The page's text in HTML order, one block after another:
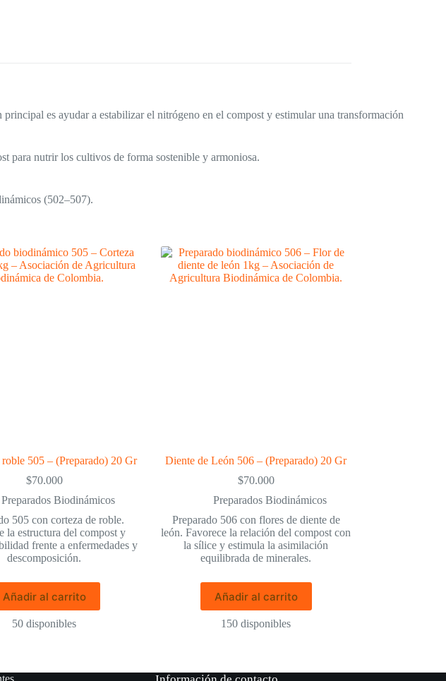
es ayudar a estabilizar el nitrógeno en el compost y estimular una transformación
para nutrir los cultivos de forma sostenible y armoniosa.
(502–507).
roble 505 – (Preparado) 20 Gr
$70.000
Preparados Biodinámicos
505 con corteza de roble.
la estructura del compost y
frente a enfermedades y
descomposición.
Añadir al carrito
50 disponibles
Diente de León 506 – (Preparado) 20 Gr
$70.000
Preparados Biodinámicos
Preparado 506 con flores de diente de
león. Favorece la relación del compost con
la sílice y estimula la asimilación
equilibrada de minerales.
Añadir al carrito
150 disponibles